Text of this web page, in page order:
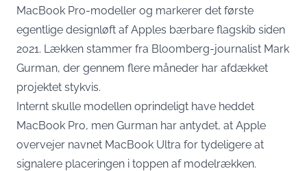
MacBook Pro-modeller og markerer det første
egentlige designløft af Apples bærbare flagskib siden
2021. Lækken stammer fra Bloomberg-journalist Mark
Gurman, der gennem flere måneder har afdækket
projektet stykvis.
Internt skulle modellen oprindeligt have heddet
MacBook Pro, men Gurman har antydet, at Apple
overvejer navnet MacBook Ultra for tydeligere at
signalere placeringen i toppen af modelrækken.